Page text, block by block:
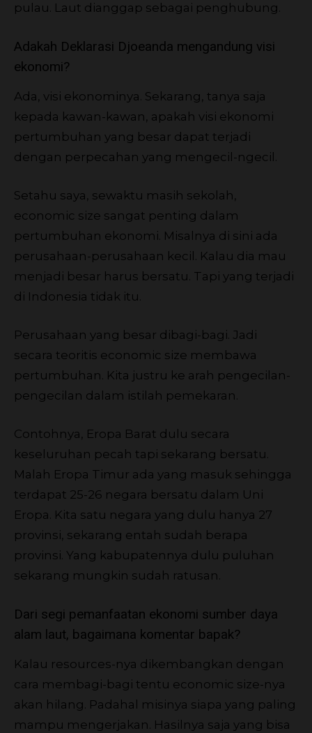
pulau. Laut dianggap sebagai penghubung.
Adakah Deklarasi Djoeanda mengandung visi
ekonomi?
Ada, visi ekonominya. Sekarang, tanya saja
kepada kawan-kawan, apakah visi ekonomi
pertumbuhan yang besar dapat terjadi
dengan perpecahan yang mengecil-ngecil.
Setahu saya, sewaktu masih sekolah,
economic size sangat penting dalam
pertumbuhan ekonomi. Misalnya di sini ada
perusahaan-perusahaan kecil. Kalau dia mau
menjadi besar harus bersatu. Tapi yang terjadi
di Indonesia tidak itu.
Perusahaan yang besar dibagi-bagi. Jadi
secara teoritis economic size membawa
pertumbuhan. Kita justru ke arah pengecilan-
pengecilan dalam istilah pemekaran.
Contohnya, Eropa Barat dulu secara
keseluruhan pecah tapi sekarang bersatu.
Malah Eropa Timur ada yang masuk sehingga
terdapat 25-26 negara bersatu dalam Uni
Eropa. Kita satu negara yang dulu hanya 27
provinsi, sekarang entah sudah berapa
provinsi. Yang kabupatennya dulu puluhan
sekarang mungkin sudah ratusan.
Dari segi pemanfaatan ekonomi sumber daya
alam laut, bagaimana komentar bapak?
Kalau resources-nya dikembangkan dengan
cara membagi-bagi tentu economic size-nya
akan hilang. Padahal misinya siapa yang paling
mampu mengerjakan. Hasilnya saja yang bisa